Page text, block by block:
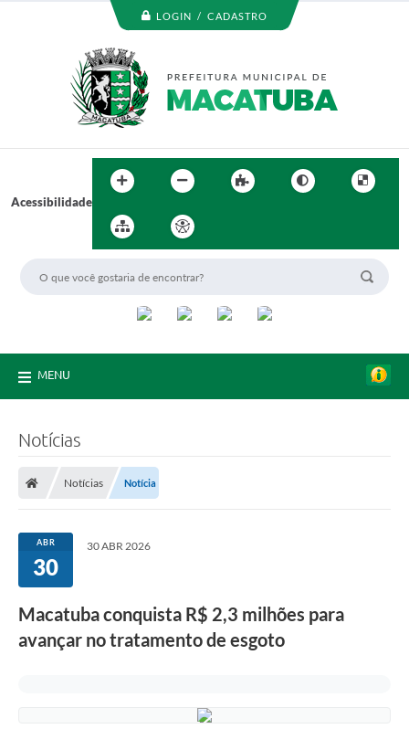
LOGIN / CADASTRO
Acessibilidade
MENU
Notícias
Notícias Notícia
ABR
30
30 ABR 2026
Macatuba conquista R$ 2,3 milhões para
avançar no tratamento de esgoto